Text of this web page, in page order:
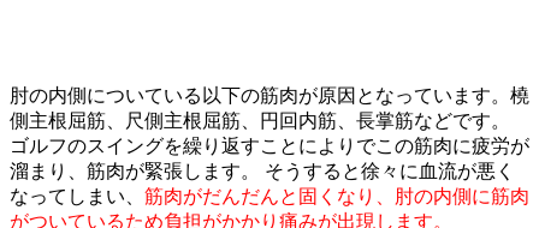
肘の内側についている以下の筋肉が原因となっています。橈
側主根屈筋、尺側主根屈筋、円回内筋、長掌筋などです。
ゴルフのスイングを繰り返すことによりでこの筋肉に疲労が
溜まり、筋肉が緊張します。 そうすると徐々に血流が悪く
なってしまい、 筋肉がだんだんと固くなり、肘の内側に筋肉
がついているため負担がかかり痛みが出現します。